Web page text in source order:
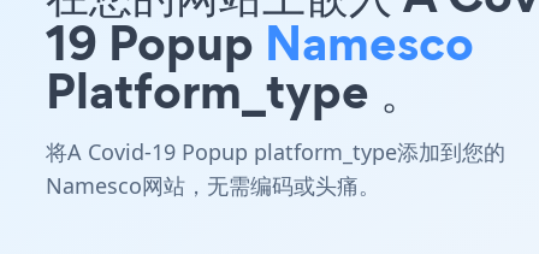
19 Popup Namesco
Platform_type 。
将A Covid-19 Popup platform_type添加到您的
Namesco网站，无需编码或头痛。